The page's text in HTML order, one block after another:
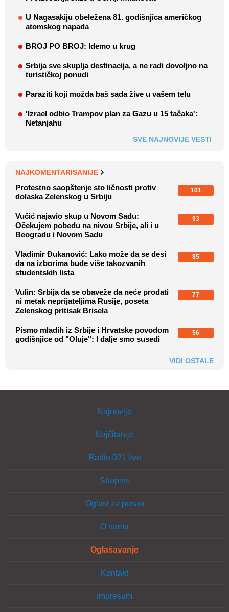
U Nagasakiju obeležena 81. godišnjica američkog
atomskog napada
BROJ PO BROJ: Idemo u krug
Srbija sve skuplja destinacija, a ne radi dovoljno na
turističkoj ponudi
Paraziti koji možda baš sada žive u vašem telu
'Izrael odbio Trampov plan za Gazu u 15 tačaka':
Netanjahu
SVE NAJNOVIJE VESTI
NAJKOMENTARISANIJE
Protestno saopštenje sto ličnosti protiv
dolaska Zelenskog u Srbiju
101
Vučić najavio skup u Novom Sadu:
Očekujem pobedu na nivou Srbije, ali i u
Beogradu i Novom Sadu
93
Vladimir Đukanović: Lako može da se desi
da na izborima bude više takozvanih
studentskih lista
85
Vulin: Srbija da se obaveže da neće prodati
ni metak neprijateljima Rusije, poseta
Zelenskog pritisak Brisela
77
Pismo mladih iz Srbije i Hrvatske povodom
godišnjice od "Oluje": I dalje smo susedi
56
VIDI OSTALE
Najnovije
Najčitanije
Radio 021 live
Shopins
Oglasi za posao
O nama
Oglašavanje
Kontakt
Impresum